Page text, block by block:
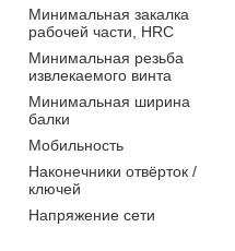
Минимальная закалка
рабочей части, HRC
Минимальная резьба
извлекаемого винта
Минимальная ширина
балки
Мобильность
Наконечники отвёрток /
ключей
Напряжение сети